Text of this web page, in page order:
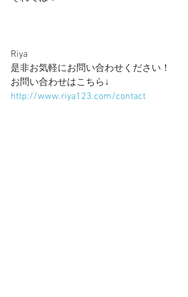
Riya
是非お気軽にお問い合わせください！
お問い合わせはこちら↓
http://www.riya123.com/contact